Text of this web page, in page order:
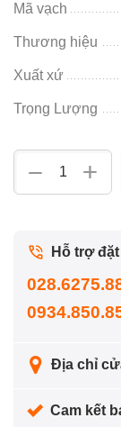
Mã vạch
Thương hiệu
Xuất xứ
Trọng Lượng
+
−
Hỗ trợ
Địa chỉ
Cam kết